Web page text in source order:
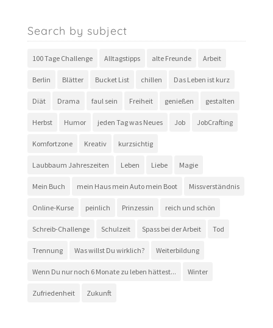
Search by subject
100 Tage Challenge Alltagstipps alte Freunde Arbeit
Berlin Blätter Bucket List chillen Das Leben ist kurz
Diät Drama faul sein Freiheit genießen gestalten
Herbst Humor jeden Tag was Neues Job JobCrafting
Komfortzone Kreativ kurzsichtig
Laubbaum Jahreszeiten Leben Liebe Magie
Mein Buch mein Haus mein Auto mein Boot Missverständnis
Online-Kurse peinlich Prinzessin reich und schön
Schreib-Challenge Schulzeit Spass bei der Arbeit Tod
Trennung Was willst Du wirklich? Weiterbildung
Wenn Du nur noch 6 Monate zu leben hättest... Winter
Zufriedenheit Zukunft